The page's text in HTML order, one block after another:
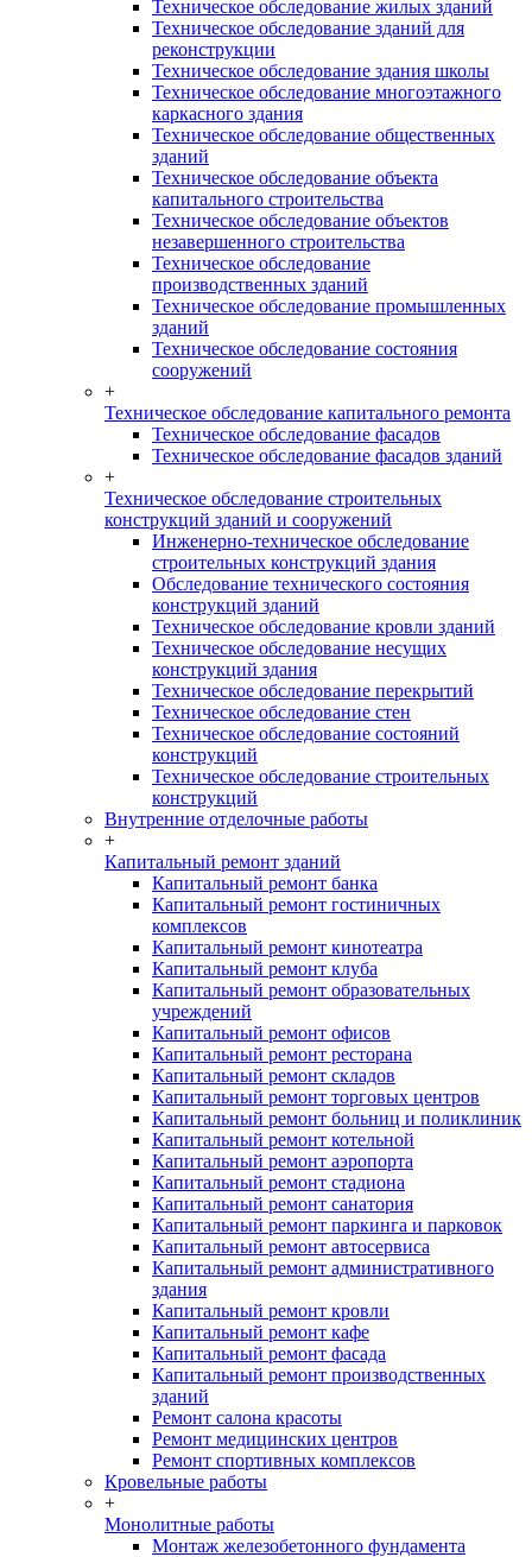
Техническое обследование жилых зданий
Техническое обследование зданий для
реконструкции
Техническое обследование здания школы
Техническое обследование многоэтажного
каркасного здания
Техническое обследование общественных
зданий
Техническое обследование объекта
капитального строительства
Техническое обследование объектов
незавершенного строительства
Техническое обследование
производственных зданий
Техническое обследование промышленных
зданий
Техническое обследование состояния
сооружений
+
Техническое обследование капитального ремонта
Техническое обследование фасадов
Техническое обследование фасадов зданий
+
Техническое обследование строительных
конструкций зданий и сооружений
Инженерно-техническое обследование
строительных конструкций здания
Обследование технического состояния
конструкций зданий
Техническое обследование кровли зданий
Техническое обследование несущих
конструкций здания
Техническое обследование перекрытий
Техническое обследование стен
Техническое обследование состояний
конструкций
Техническое обследование строительных
конструкций
Внутренние отделочные работы
+
Капитальный ремонт зданий
Капитальный ремонт банка
Капитальный ремонт гостиничных
комплексов
Капитальный ремонт кинотеатра
Капитальный ремонт клуба
Капитальный ремонт образовательных
учреждений
Капитальный ремонт офисов
Капитальный ремонт ресторана
Капитальный ремонт складов
Капитальный ремонт торговых центров
Капитальный ремонт больниц и поликлиник
Капитальный ремонт котельной
Капитальный ремонт аэропорта
Капитальный ремонт стадиона
Капитальный ремонт санатория
Капитальный ремонт паркинга и парковок
Капитальный ремонт автосервиса
Капитальный ремонт административного
здания
Капитальный ремонт кровли
Капитальный ремонт кафе
Капитальный ремонт фасада
Капитальный ремонт производственных
зданий
Ремонт салона красоты
Ремонт медицинских центров
Ремонт спортивных комплексов
Кровельные работы
+
Монолитные работы
Монтаж железобетонного фундамента